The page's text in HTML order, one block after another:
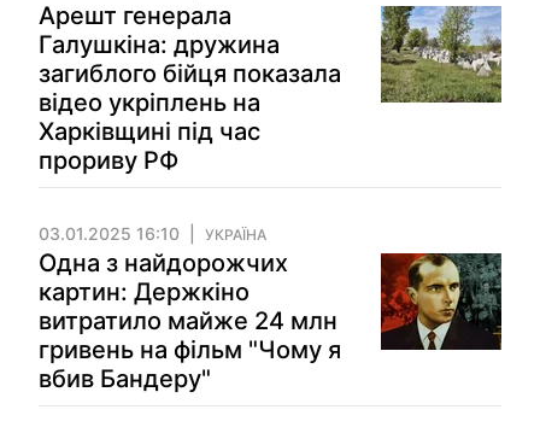
Арешт генерала
Галушкіна: дружина
загиблого бійця показала
відео укріплень на
Харківщині під час
прориву РФ
03.01.2025 16:10 УКРАЇНА
Одна з найдорожчих
картин: Держкіно
витратило майже 24 млн
гривень на фільм "Чому я
вбив Бандеру"